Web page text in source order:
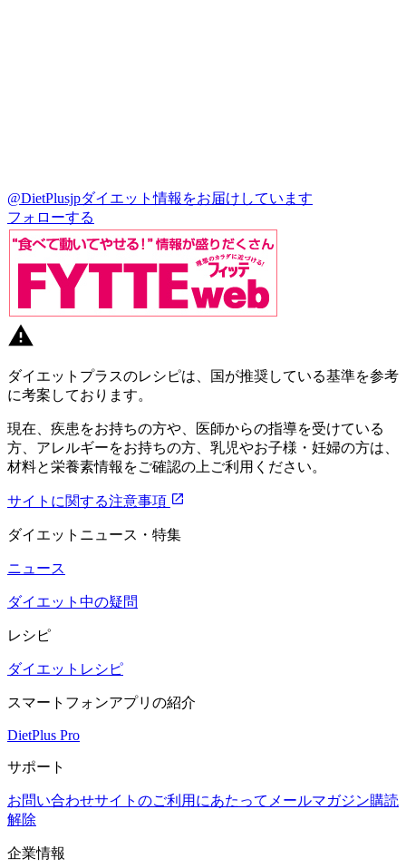
@DietPlusjpダイエット情報をお届けしています
フォローする
ダイエットプラスのレシピは、国が推奨している基準を参考
に考案しております。
現在、疾患をお持ちの方や、医師からの指導を受けている
方、アレルギーをお持ちの方、乳児やお子様・妊婦の方は、
材料と栄養素情報をご確認の上ご利用ください。
サイトに関する注意事項
ダイエットニュース・特集
ニュース
ダイエット中の疑問
レシピ
ダイエットレシピ
スマートフォンアプリの紹介
DietPlus Pro
サポート
お問い合わせサイトのご利用にあたって メールマガジン購読
解除
企業情報